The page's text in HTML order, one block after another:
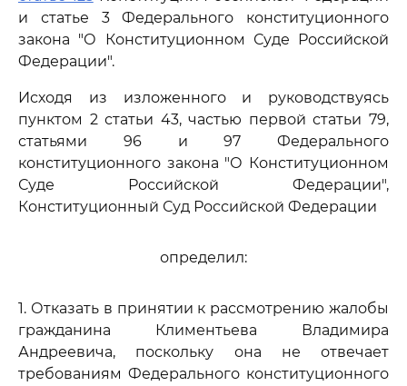
и статье 3 Федерального конституционного
закона "О Конституционном Суде Российской
Федерации".
Исходя из изложенного и руководствуясь
пунктом 2 статьи 43, частью первой статьи 79,
статьями 96 и 97 Федерального
конституционного закона "О Конституционном
Суде Российской Федерации",
Конституционный Суд Российской Федерации
определил:
1. Отказать в принятии к рассмотрению жалобы
гражданина Климентьева Владимира
Андреевича, поскольку она не отвечает
требованиям Федерального конституционного